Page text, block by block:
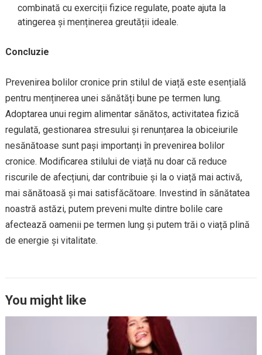
combinată cu exerciții fizice regulate, poate ajuta la
atingerea și menținerea greutății ideale.
Concluzie
Prevenirea bolilor cronice prin stilul de viață este esențială
pentru menținerea unei sănătăți bune pe termen lung.
Adoptarea unui regim alimentar sănătos, activitatea fizică
regulată, gestionarea stresului și renunțarea la obiceiurile
nesănătoase sunt pași importanți în prevenirea bolilor
cronice. Modificarea stilului de viață nu doar că reduce
riscurile de afecțiuni, dar contribuie și la o viață mai activă,
mai sănătoasă și mai satisfăcătoare. Investind în sănătatea
noastră astăzi, putem preveni multe dintre bolile care
afectează oamenii pe termen lung și putem trăi o viață plină
de energie și vitalitate.
You might like